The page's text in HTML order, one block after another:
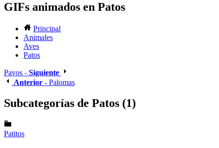
GIFs animados en Patos
Principal
Animales
Aves
Patos
Pavos - Siguiente
Anterior - Palomas
Subcategorías de Patos (1)
Patitos